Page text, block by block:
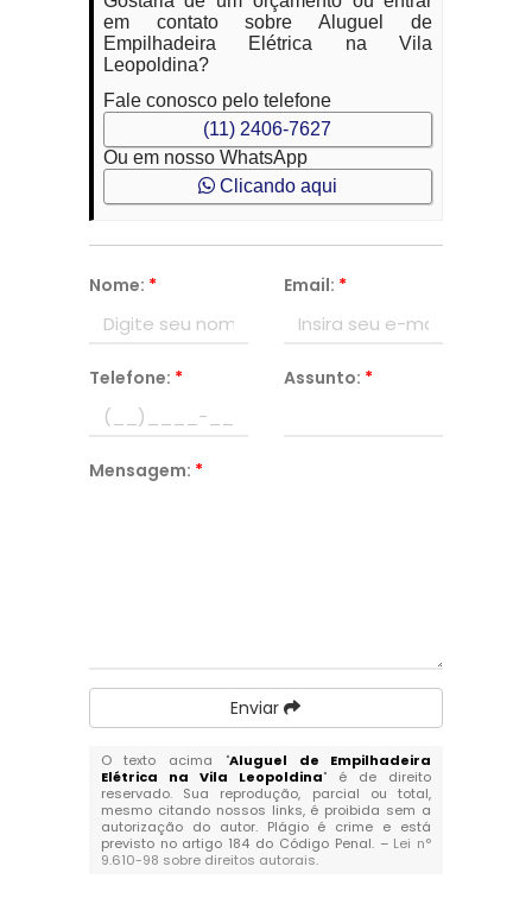
em contato sobre Aluguel de
Empilhadeira Elétrica na Vila
Leopoldina?
Fale conosco pelo telefone
(11) 2406-7627
Ou em nosso WhatsApp
Clicando aqui
Nome: * Email: *
Telefone: * Assunto: *
Mensagem: *
Enviar
O texto acima "Aluguel de Empilhadeira
Elétrica na Vila Leopoldina" é de direito
reservado. Sua reprodução, parcial ou total,
mesmo citando nossos links, é proibida sem a
autorização do autor. Plágio é crime e está
previsto no artigo 184 do Código Penal. – Lei n°
9.610-98 sobre direitos autorais.